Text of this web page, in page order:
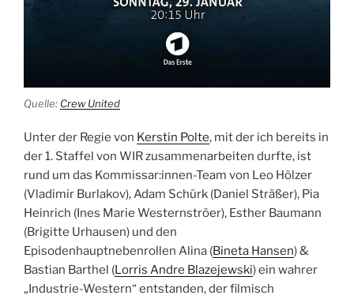
Quelle: Crew United
Unter der Regie von Kerstin Polte, mit der ich bereits in
der 1. Staffel von WIR zusammenarbeiten durfte, ist
rund um das Kommissar:innen-Team von Leo Hölzer
(Vladimir Burlakov), Adam Schürk (Daniel Sträßer), Pia
Heinrich (Ines Marie Westernströer), Esther Baumann
(Brigitte Urhausen) und den
Episodenhauptnebenrollen Alina (Bineta Hansen) &
Bastian Barthel (Lorris Andre Blazejewski) ein wahrer
„Industrie-Western“ entstanden, der filmisch